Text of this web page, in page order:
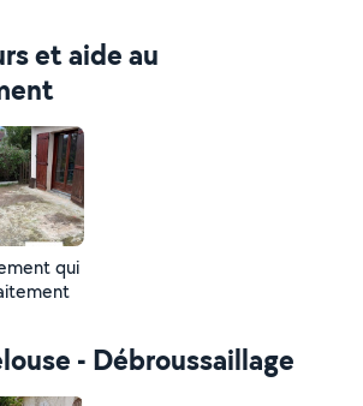
et aide au
qui
- Débroussaillage